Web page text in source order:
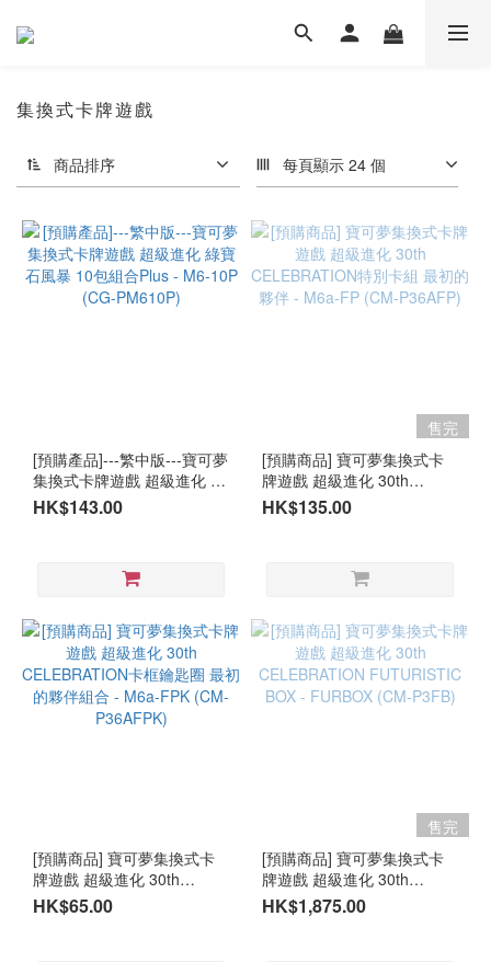
集換式卡牌遊戲
商品排序 每頁顯示 24 個
[預購產品]---繁中版---寶可夢
集換式卡牌遊戲 超級進化 綠
寶石風暴 10包組合Plus -
M6-10P (CG-PM610P)
HK$143.00
售完
[預購商品] 寶可夢集換式卡
牌遊戲 超級進化 30th
CELEBRATION特別卡組 最
初的夥伴 - M6a-FP (CM-
HK$135.00
[預購商品] 寶可夢集換式卡
牌遊戲 超級進化 30th
CELEBRATION卡框鑰匙圈
最初的夥伴組合 - M6a-FPK
HK$65.00
售完
[預購商品] 寶可夢集換式卡
牌遊戲 超級進化 30th
CELEBRATION
FUTURISTIC BOX -
HK$1,875.00